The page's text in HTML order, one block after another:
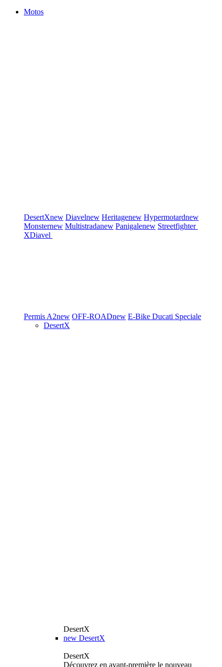
Motos
DesertXnew Diavelnew Heritagenew Hypermotardnew
Monsternew Multistradanew Panigalenew Streetfighter
XDiavel
Permis A2new OFF-ROADnew E-Bike Ducati Speciale
DesertX
DesertX
new DesertX
DesertX
Découvrez en avant-première le nouveau